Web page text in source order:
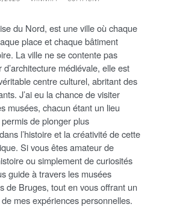
du Nord, est une ville où chaque
place et chaque bâtiment
La ville ne se contente pas
d’architecture médiévale, elle est
centre culturel, abritant des
J’ai eu la chance de visiter
musées, chacun étant un lieu
permis de plonger plus
l’histoire et la créativité de cette
Si vous êtes amateur de
ou simplement de curiosités
guide à travers les musées
de Bruges, tout en vous offrant un
mes expériences personnelles.